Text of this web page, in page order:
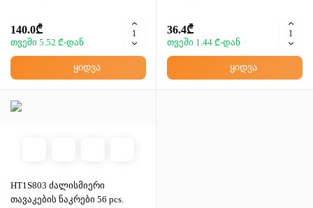
140.0₾
თვეში 5.52 ₾-დან
ყიდვა
36.4₾
თვეში 1.44 ₾-დან
ყიდვა
HT1S803 ძალისმიერი
თავაკების ნაკრები 56 pcs.